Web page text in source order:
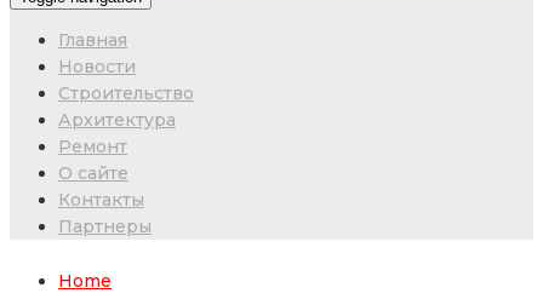
Главная
Новости
Строительство
Архитектура
Ремонт
О сайте
Контакты
Партнеры
Home